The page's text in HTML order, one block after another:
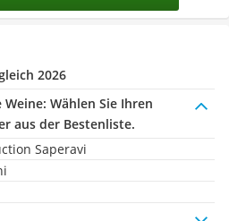
2026
Weine: Wählen Sie Ihren
aus der Bestenliste.
Saperavi